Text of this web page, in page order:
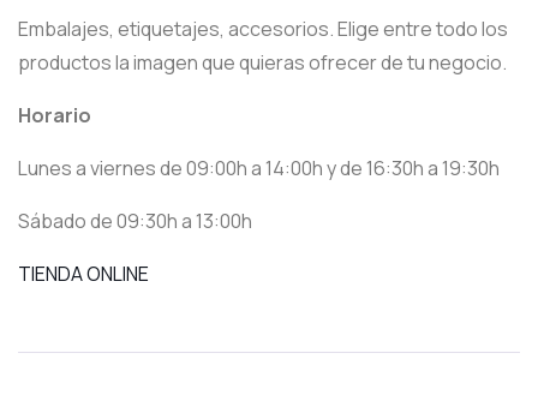
Embalajes, etiquetajes, accesorios. Elige entre todo los
productos la imagen que quieras ofrecer de tu negocio.
Horario
Lunes a viernes de 09:00h a 14:00h y de 16:30h a 19:30h
Sábado de 09:30h a 13:00h
TIENDA ONLINE